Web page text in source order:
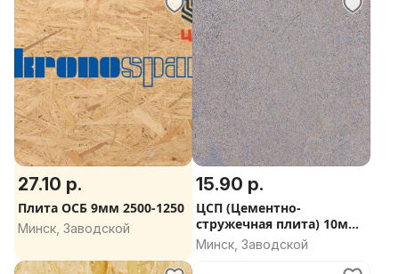
27.10 р.
Плита ОСБ 9мм 2500-1250
Минск, Заводской
15.90 р.
ЦСП (Цементно-
стружечная плита) 10мм
длинная стружка
Минск, Заводской